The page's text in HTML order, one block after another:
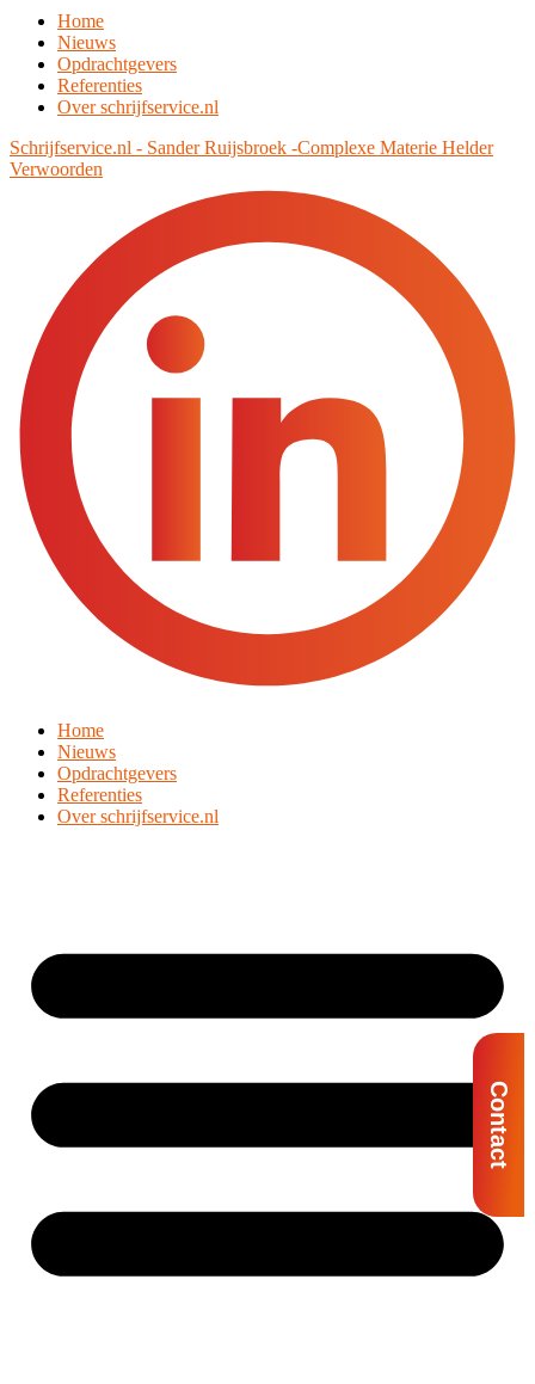
Home
Nieuws
Opdrachtgevers
Referenties
Over schrijfservice.nl
Schrijfservice.nl - Sander Ruijsbroek -Complexe Materie Helder
Verwoorden
Home
Nieuws
Opdrachtgevers
Referenties
Over schrijfservice.nl
Contact